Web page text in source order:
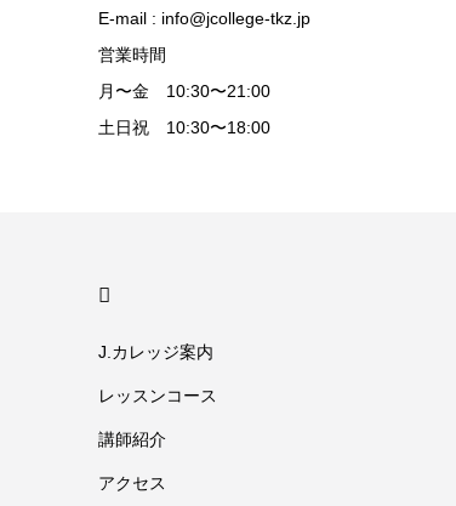
E-mail : info@jcollege-tkz.jp
営業時間
月〜金 10:30〜21:00
土日祝 10:30〜18:00
J.カレッジ案内
レッスンコース
講師紹介
アクセス